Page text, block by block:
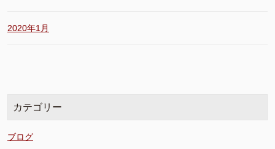
2020年1月
カテゴリー
ブログ